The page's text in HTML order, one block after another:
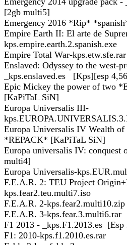
[2gb multi5]
Emergency 2016 *Rip*
Empire Earth II: El arte de
kps.empire.earth.2.spanish.exe
Empire Total War-kps.etw.sfe.rar
Enslaved: Odyssey to the west-
_kps.enslaved.es [Kps][esp
Epic Mickey the power of two
[KaPiTaL SiN]
Europa Universalis III-
Europa Universalis IV Wealth
*REPACK* [KaPiTaL SiN]
Europa universalis IV: conquest
multi4]
Europa Universalis-
F.E.A.R. 2: TEU Project
kps.fear2.teu.multi7.iso
F.E.A.R. 2-kps.fear2.multi10.zip
F.E.A.R. 3-kps.fear.3.multi6.rar
F1 2013 - _kps.F1.2013.es [Esp
F1: 2010-kps.f1.2010.es.rar